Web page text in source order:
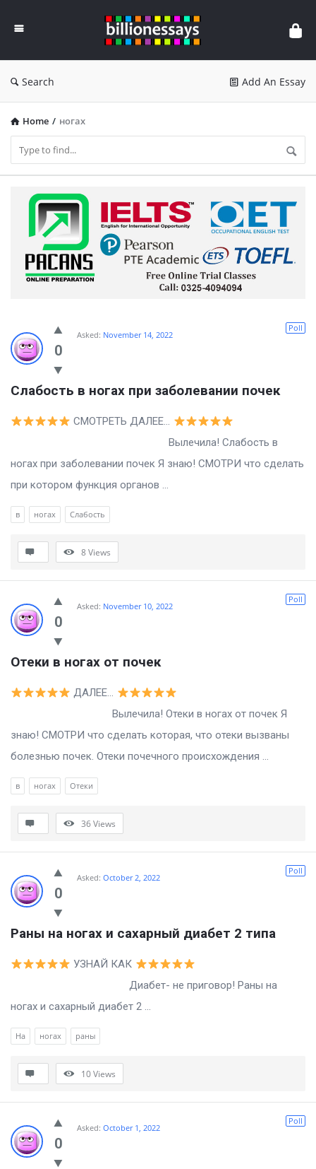
Essays
Search Add An Essay
Home / ногах
Billion
Essays
Latest
Questions
0
Poll
Asked: November 14, 2022
Слабость в ногах при заболевании почек
СМОТРЕТЬ ДАЛЕЕ…
Вылечила! Слабость в
ногах при заболевании почек Я знаю! СМОТРИ что сделать
при котором функция органов ...
в ногах Слабость
8Views
0
Poll
Asked: November 10, 2022
Отеки в ногах от почек
ДАЛЕЕ…
Вылечила! Отеки в ногах от почек Я
знаю! СМОТРИ что сделать которая, что отеки вызваны
болезнью почек. Отеки почечного происхождения ...
в ногах Отеки
36Views
0
Poll
Asked: October 2, 2022
Раны на ногах и сахарный диабет 2 типа
УЗНАЙ КАК
Диабет- не приговор! Раны на
ногах и сахарный диабет 2 ...
На ногах раны
10Views
0
Poll
Asked: October 1, 2022